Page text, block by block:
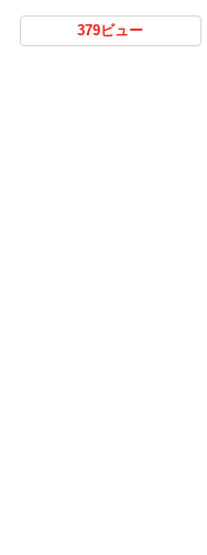
379ビュー